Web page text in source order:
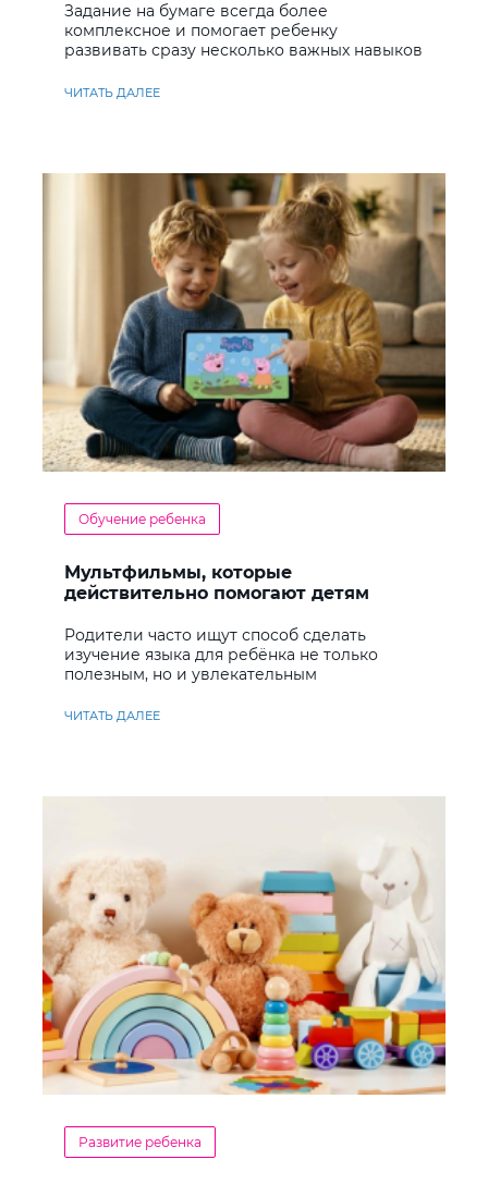
Задание на бумаге всегда более
комплексное и помогает ребенку
развивать сразу несколько важных навыков
ЧИТАТЬ ДАЛЕЕ
Обучение ребенка
Мультфильмы, которые
действительно помогают детям
Родители часто ищут способ сделать
изучение языка для ребёнка не только
полезным, но и увлекательным
ЧИТАТЬ ДАЛЕЕ
Развитие ребенка